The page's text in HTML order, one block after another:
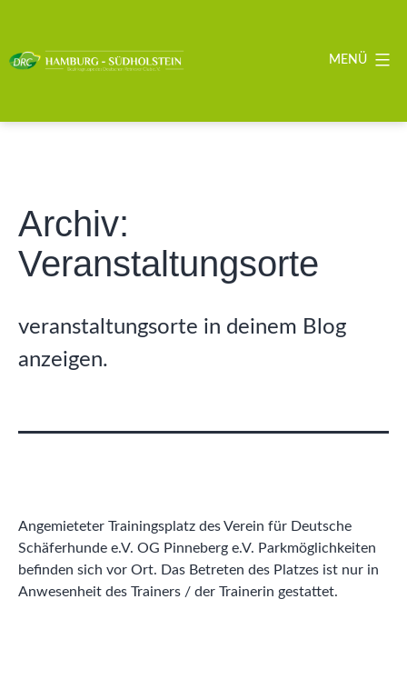
springen
MENÜ
Archiv:
Veranstaltungsorte
veranstaltungsorte in deinem Blog
anzeigen.
Angemieteter Trainingsplatz des Verein für Deutsche
Schäferhunde e.V. OG Pinneberg e.V. Parkmöglichkeiten
befinden sich vor Ort. Das Betreten des Platzes ist nur in
Anwesenheit des Trainers / der Trainerin gestattet.